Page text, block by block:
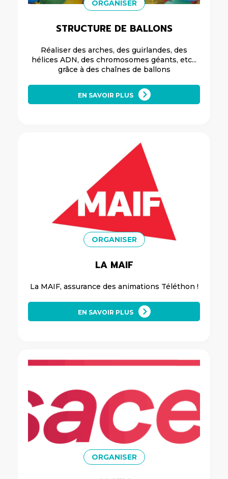
ORGANISER
STRUCTURE DE BALLONS
Réaliser des arches, des guirlandes, des
hélices ADN, des chromosomes géants, etc...
grâce à des chaînes de ballons
EN SAVOIR PLUS
ORGANISER
LA MAIF
La MAIF, assurance des animations Téléthon !
EN SAVOIR PLUS
ORGANISER